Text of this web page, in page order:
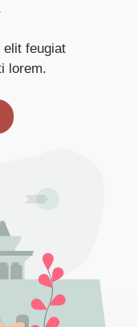
feugiat
lorem.